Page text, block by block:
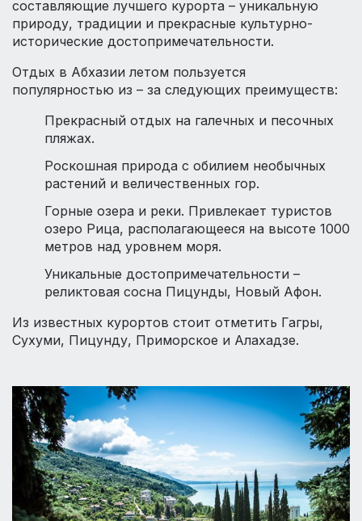
составляющие лучшего курорта – уникальную
природу, традиции и прекрасные культурно-
исторические достопримечательности.
Отдых в Абхазии летом пользуется
популярностью из – за следующих преимуществ:
Прекрасный отдых на галечных и песочных
пляжах.
Роскошная природа с обилием необычных
растений и величественных гор.
Горные озера и реки. Привлекает туристов
озеро Рица, располагающееся на высоте 1000
метров над уровнем моря.
Уникальные достопримечательности –
реликтовая сосна Пицунды, Новый Афон.
Из известных курортов стоит отметить Гагры,
Сухуми, Пицунду, Приморское и Алахадзе.